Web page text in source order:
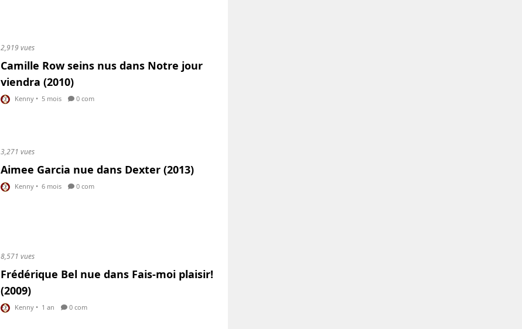
2,919 vues
Camille Row seins nus dans Notre jour
viendra (2010)
Kenny • 5 mois 0 com
3,271 vues
Aimee Garcia nue dans Dexter (2013)
Kenny • 6 mois 0 com
8,571 vues
Frédérique Bel nue dans Fais-moi plaisir!
(2009)
Kenny • 1 an 0 com